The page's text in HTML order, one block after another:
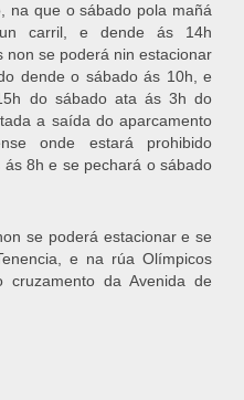
na que o sábado pola mañá
carril, e dende ás 14h
se poderá nin estacionar
dende o sábado ás 10h, e
do sábado ata ás 3h do
a saída do aparcamento
onde estará prohibido
8h e se pechará o sábado
se poderá estacionar e se
e na rúa Olímpicos
da Avenida de